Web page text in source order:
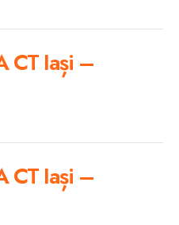
CT Iași –
CT Iași –